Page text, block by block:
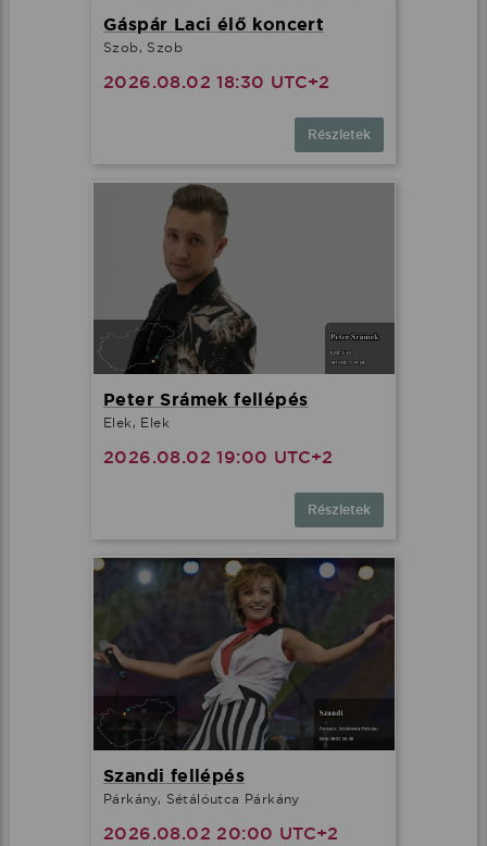
Gáspár Laci élő koncert
Szob, Szob
2026.08.02 18:30 UTC+2
Részletek
Peter Srámek fellépés
Elek, Elek
2026.08.02 19:00 UTC+2
Részletek
Szandi fellépés
Párkány, Sétálóutca Párkány
2026.08.02 20:00 UTC+2